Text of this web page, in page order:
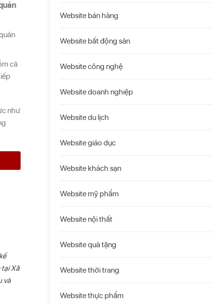
cả
như
tại Xã
và
Website bán hàng
Website bất động sản
Website công nghệ
Website doanh nghiệp
Website du lịch
Website giáo dục
Website khách sạn
Website mỹ phẩm
Website nội thất
Website quà tặng
Website thời trang
Website thực phẩm